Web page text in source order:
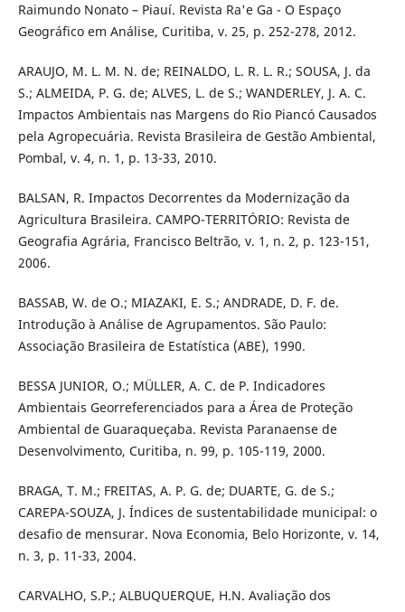
Raimundo Nonato – Piauí. Revista Ra'e Ga - O Espaço
Geográfico em Análise, Curitiba, v. 25, p. 252-278, 2012.
ARAUJO, M. L. M. N. de; REINALDO, L. R. L. R.; SOUSA, J. da
S.; ALMEIDA, P. G. de; ALVES, L. de S.; WANDERLEY, J. A. C.
Impactos Ambientais nas Margens do Rio Piancó Causados
pela Agropecuária. Revista Brasileira de Gestão Ambiental,
Pombal, v. 4, n. 1, p. 13-33, 2010.
BALSAN, R. Impactos Decorrentes da Modernização da
Agricultura Brasileira. CAMPO-TERRITÓRIO: Revista de
Geografia Agrária, Francisco Beltrão, v. 1, n. 2, p. 123-151,
2006.
BASSAB, W. de O.; MIAZAKI, E. S.; ANDRADE, D. F. de.
Introdução à Análise de Agrupamentos. São Paulo:
Associação Brasileira de Estatística (ABE), 1990.
BESSA JUNIOR, O.; MÜLLER, A. C. de P. Indicadores
Ambientais Georreferenciados para a Área de Proteção
Ambiental de Guaraqueçaba. Revista Paranaense de
Desenvolvimento, Curitiba, n. 99, p. 105-119, 2000.
BRAGA, T. M.; FREITAS, A. P. G. de; DUARTE, G. de S.;
CAREPA-SOUZA, J. Índices de sustentabilidade municipal: o
desafio de mensurar. Nova Economia, Belo Horizonte, v. 14,
n. 3, p. 11-33, 2004.
CARVALHO, S.P.; ALBUQUERQUE, H.N. Avaliação dos